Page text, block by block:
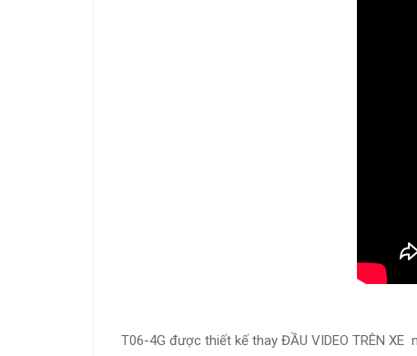
T06-4G được thiết kế thay ĐẦU VIDEO TRÊN